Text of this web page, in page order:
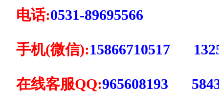
电话:0531-89695566
手机(微信):15866710517
在线客服QQ:965608193